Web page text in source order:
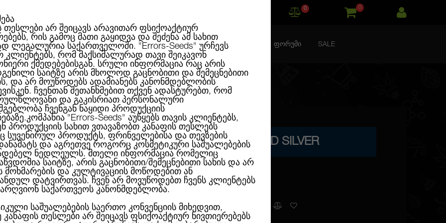
0 0
ABOUT US CATEGORIES ᲑᲠᲔᲜᲓᲔᲑᲘ ᲑᲚᲝᲒᲘ ᲙᲝᲜᲢᲐᲥᲢᲘ ᲤᲝᲠᲣᲛᲘ SALE
თესლები არ შეიცავს არავითარ ფსიქოაქტიურ
რის გამოც მათი გაყიდვა და შეძენა ამ სახით
ლეგალურია საქართველოში. "Errors-Seeds" ურჩევს
კლიენტებს, რომ მაქსიმალურად თავი შეიკავონ
ქმედებებისგან. სრული ინფორმაცია რაც არის
საიტზე არის მხოლოდ გაცნობითი და შემეცნებითი
და არ მოუწოდებს ადამიანებს კანონმდებლობის
ჩვენთან შეთანხმებით თქვენ ადასტურებთ, რომ
და გაკისრიათ პერსონალური
ჩვენგან ნაყიდი პროდუქციის
"Errors-Seeds" აუწყებს თავის კლიენტებს,
პროდუქციის სახით ვთავაზობთ კანაფის თესლებს
სუვენირულ პროდუქტს, ფრინველებისა და თევზების
და აგრეთვე როგორც კოსმეტიკური საშუალებების
ნედლეულს. მთელი ინფორმაცია რომელიც
საიტზე, არის გაცნობითი/შემეცნებითი სახის და არ
მოხმარების და კულტივაციის მოწოდებით ან
დატვირთვას. ჩვენ არ მოვუწოდებთ ჩვენს კლიენტებს
საქართვეოს კანონმდებლობა.
საშუალებების საერთო კონვენციის მიხედვით,
კანაფის თესლები არ შეიცავს ფსიქოაქტიურ ნივთიერებებს
Auto Power Plant Feminised Silver
AUTO POWER PLANT FEMINISED SILVER
15.00ლ